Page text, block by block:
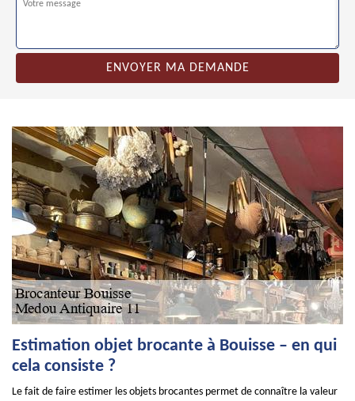
Estimation objet brocante à Bouisse – en qui
cela consiste ?
Le fait de faire estimer les objets brocantes permet de connaître la valeur